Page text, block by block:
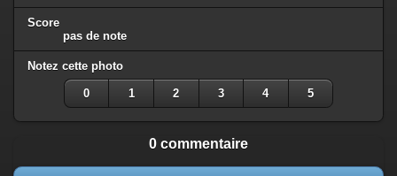
Score
pas de note
Notez cette photo
0 1 2 3 4 5
0 commentaire